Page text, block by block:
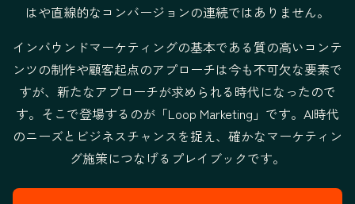
はや直線的なコンバージョンの連続ではありません。
インバウンドマーケティングの基本である質の高いコンテ
ンツの制作や顧客起点のアプローチは今も不可欠な要素で
すが、新たなアプローチが求められる時代になったので
す。そこで登場するのが「Loop Marketing」です。 AI時代
のニーズとビジネスチャンスを捉え、 確かなマーケティン
グ施策につなげるプレイブックです。